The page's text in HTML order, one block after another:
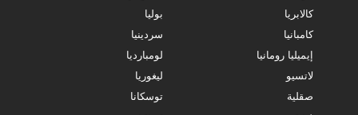
كالابريا
بوليا
كامبانيا
سردينيا
إيميليا رومانيا
لومبارديا
لاتسيو
ليغوريا
صقلية
توسكانا